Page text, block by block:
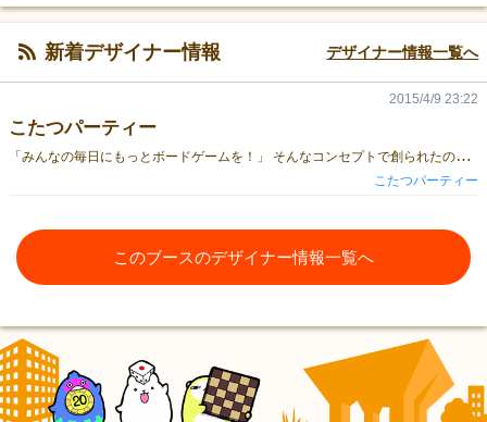
新着デザイナー情報 デザイナー情報一覧へ
こたつパーティー
「
みんなの毎日にもっとボードゲームを！」 そんなコンセプトで創られたのが、ボードゲーム制作サークル「こたつパーティー」 略して「こたパ」とおよびください。 そんなわたしたちには、３つの約束があります。 １．自分たちが１００％せい作を楽しむこと！ ２．たくさんの方にテストプレイしていただいたゲームのみ発表すること！ ３．「みんなの毎日にもっとボードゲームを！」をコンセプトに活動すること！ その中でも特に、私たちはただ「作りたいものを作る」だけでなく、 「こんな人たちと」「こんなシーンで」遊びたい！を具体化することにしています。 アナログゲームでしかできないことが、まだまだあるはず！ そんな気持ちを胸に、私たちは常に前進を続けます。 ※あなたの隙間時間をちょっとだけ彩るボードゲームトーク。 「こたトーーク！」も配信中。
2015/4/9 23:22
こたつパーティー
このブースのデザイナー情報一覧へ